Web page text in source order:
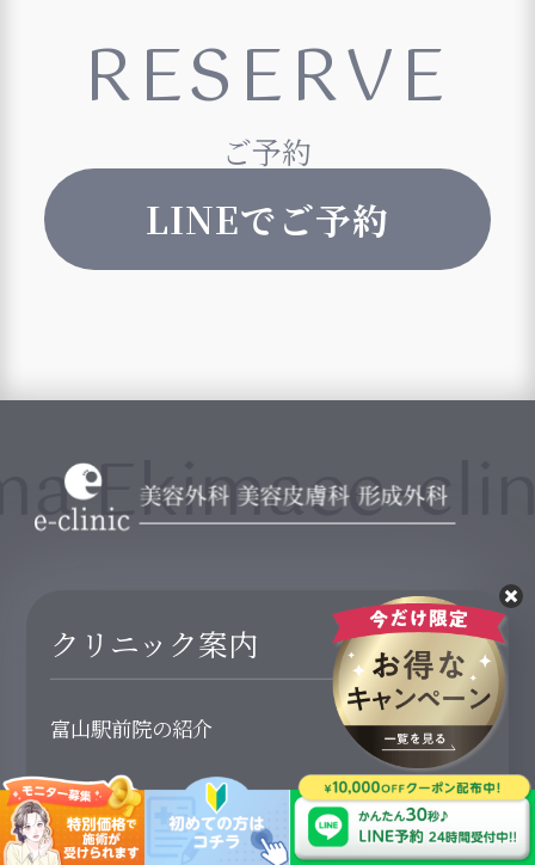
RESERVE
ご予約
LINEでご予約
e-
クリニック案内
富山駅前院の紹介
Q&A
１８歳未満の方について